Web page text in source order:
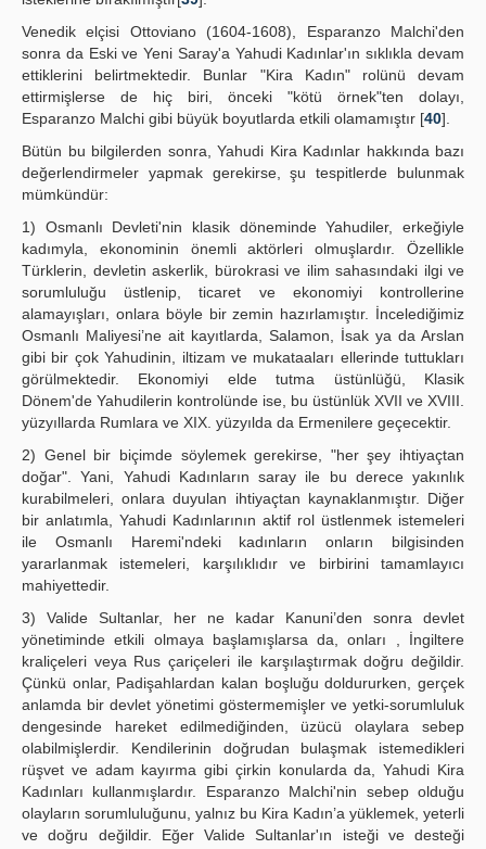
Venedik elçisi Ottoviano (1604-1608), Esparanzo Malchi'den
sonra da Eski ve Yeni Saray'a Yahudi Kadınlar'ın sıklıkla devam
ettiklerini belirtmektedir. Bunlar "Kira Kadın" rolünü devam
ettirmişlerse de hiç biri, önceki "kötü örnek"ten dolayı,
Esparanzo Malchi gibi büyük boyutlarda etkili olamamıştır [40].
Bütün bu bilgilerden sonra, Yahudi Kira Kadınlar hakkında bazı
değerlendirmeler yapmak gerekirse, şu tespitlerde bulunmak
mümkündür:
1) Osmanlı Devleti'nin klasik döneminde Yahudiler, erkeğiyle
kadımyla, ekonominin önemli aktörleri olmuşlardır. Özellikle
Türklerin, devletin askerlik, bürokrasi ve ilim sahasındaki ilgi ve
sorumluluğu üstlenip, ticaret ve ekonomiyi kontrollerine
alamayışları, onlara böyle bir zemin hazırlamıştır. İncelediğimiz
Osmanlı Maliyesi’ne ait kayıtlarda, Salamon, İsak ya da Arslan
gibi bir çok Yahudinin, iltizam ve mukataaları ellerinde tuttukları
görülmektedir. Ekonomiyi elde tutma üstünlüğü, Klasik
Dönem'de Yahudilerin kontrolünde ise, bu üstünlük XVII ve XVIII.
yüzyıllarda Rumlara ve XIX. yüzyılda da Ermenilere geçecektir.
2) Genel bir biçimde söylemek gerekirse, "her şey ihtiyaçtan
doğar". Yani, Yahudi Kadınların saray ile bu derece yakınlık
kurabilmeleri, onlara duyulan ihtiyaçtan kaynaklanmıştır. Diğer
bir anlatımla, Yahudi Kadınlarının aktif rol üstlenmek istemeleri
ile Osmanlı Haremi'ndeki kadınların onların bilgisinden
yararlanmak istemeleri, karşılıklıdır ve birbirini tamamlayıcı
mahiyettedir.
3) Valide Sultanlar, her ne kadar Kanuni’den sonra devlet
yönetiminde etkili olmaya başlamışlarsa da, onları , İngiltere
kraliçeleri veya Rus çariçeleri ile karşılaştırmak doğru değildir.
Çünkü onlar, Padişahlardan kalan boşluğu doldururken, gerçek
anlamda bir devlet yönetimi göstermemişler ve yetki-sorumluluk
dengesinde hareket edilmediğinden, üzücü olaylara sebep
olabilmişlerdir. Kendilerinin doğrudan bulaşmak istemedikleri
rüşvet ve adam kayırma gibi çirkin konularda da, Yahudi Kira
Kadınları kullanmışlardır. Esparanzo Malchi'nin sebep olduğu
olayların sorumluluğunu, yalnız bu Kira Kadın’a yüklemek, yeterli
ve doğru değildir. Eğer Valide Sultanlar'ın isteği ve desteği